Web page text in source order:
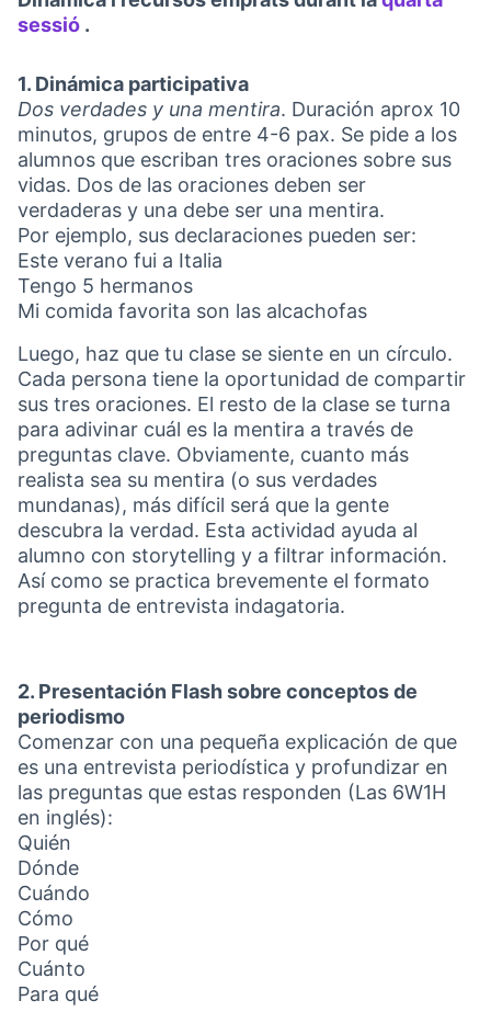
sessió .
1. Dinámica participativa
Dos verdades y una mentira. Duración aprox 10
minutos, grupos de entre 4-6 pax. Se pide a los
alumnos que escriban tres oraciones sobre sus
vidas. Dos de las oraciones deben ser
verdaderas y una debe ser una mentira.
Por ejemplo, sus declaraciones pueden ser:
Este verano fui a Italia
Tengo 5 hermanos
Mi comida favorita son las alcachofas
Luego, haz que tu clase se siente en un círculo.
Cada persona tiene la oportunidad de compartir
sus tres oraciones. El resto de la clase se turna
para adivinar cuál es la mentira a través de
preguntas clave. Obviamente, cuanto más
realista sea su mentira (o sus verdades
mundanas), más difícil será que la gente
descubra la verdad. Esta actividad ayuda al
alumno con storytelling y a filtrar información.
Así como se practica brevemente el formato
pregunta de entrevista indagatoria.
2. Presentación Flash sobre conceptos de
periodismo
Comenzar con una pequeña explicación de que
es una entrevista periodística y profundizar en
las preguntas que estas responden (Las 6W1H
en inglés):
Quién
Dónde
Cuándo
Cómo
Por qué
Cuánto
Para qué